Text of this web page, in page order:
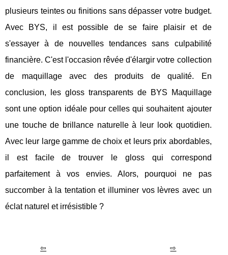
plusieurs teintes ou finitions sans dépasser votre budget.
Avec BYS, il est possible de se faire plaisir et de
s'essayer à de nouvelles tendances sans culpabilité
financière. C'est l'occasion rêvée d'élargir votre collection
de maquillage avec des produits de qualité. En
conclusion, les gloss transparents de BYS Maquillage
sont une option idéale pour celles qui souhaitent ajouter
une touche de brillance naturelle à leur look quotidien.
Avec leur large gamme de choix et leurs prix abordables,
il est facile de trouver le gloss qui correspond
parfaitement à vos envies. Alors, pourquoi ne pas
succomber à la tentation et illuminer vos lèvres avec un
éclat naturel et irrésistible ?